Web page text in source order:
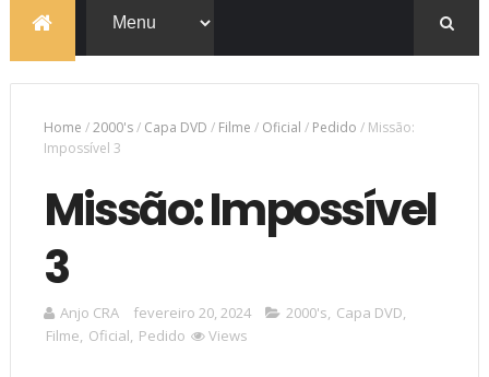
Home /2000's/ Capa DVD / Filme / Oficial / Pedido / Missão:
Impossível 3
Missão: Impossível
3
Anjo CRA fevereiro 20, 2024 2000's, Capa DVD,
Filme, Oficial, Pedido Views